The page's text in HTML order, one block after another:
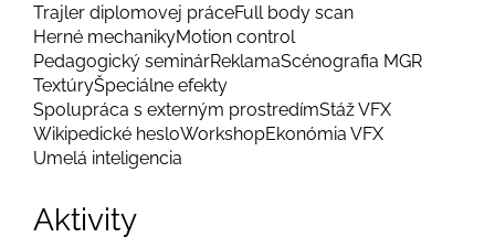
Trajler diplomovej práceFull body scan
Herné mechanikyMotion control
Pedagogický seminárReklamaScénografia MGR
TextúryŠpeciálne efekty
Spolupráca s externým prostredímStáž VFX
Wikipedické hesloWorkshopEkonómia VFX
Umelá inteligencia
Aktivity